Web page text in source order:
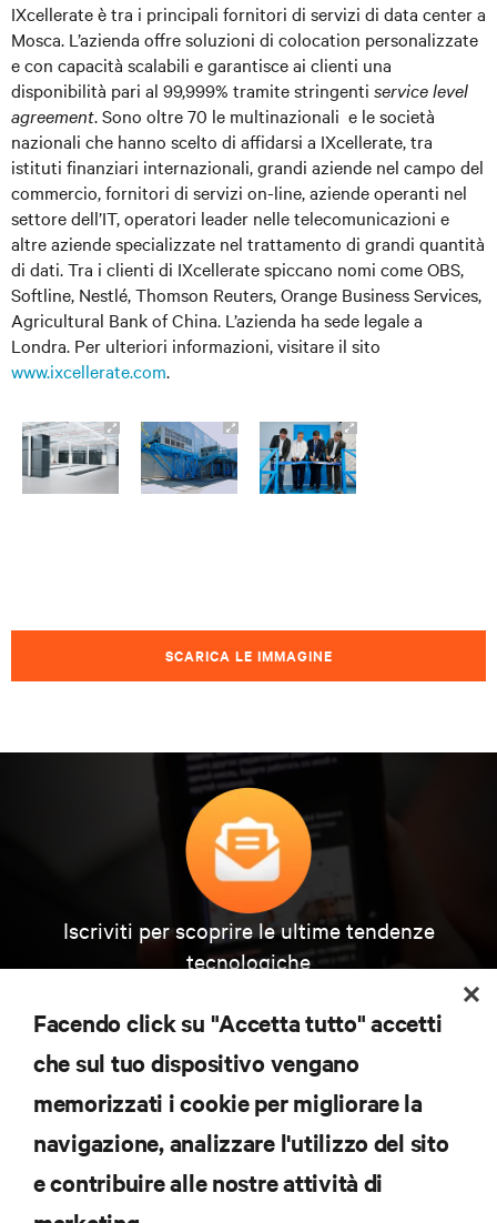
IXcellerate è tra i principali fornitori di servizi di data center a
Mosca. L’azienda offre soluzioni di colocation personalizzate
e con capacità scalabili e garantisce ai clienti una
disponibilità pari al 99,999% tramite stringenti service level
agreement. Sono oltre 70 le multinazionali e le società
nazionali che hanno scelto di affidarsi a IXcellerate, tra
istituti finanziari internazionali, grandi aziende nel campo del
commercio, fornitori di servizi on-line, aziende operanti nel
settore dell’IT, operatori leader nelle telecomunicazioni e
altre aziende specializzate nel trattamento di grandi quantità
di dati. Tra i clienti di IXcellerate spiccano nomi come OBS,
Softline, Nestlé, Thomson Reuters, Orange Business Services,
Agricultural Bank of China. L’azienda ha sede legale a
Londra. Per ulteriori informazioni, visitare il sito
www.ixcellerate.com.
SCARICA LE IMMAGINE
Iscriviti per scoprire le ultime tendenze
tecnologiche
importanti del settore, con le discussioni più recenti
e gli approfondimenti degli esperti sulla gestione di
data center e infrastrutture.
ISCRIVITI SUBITO
RISORSE
Facendo click su "Accetta tutto" accetti
che sul tuo dispositivo vengano
memorizzati i cookie per migliorare la
navigazione, analizzare l'utilizzo del sito
e contribuire alle nostre attività di